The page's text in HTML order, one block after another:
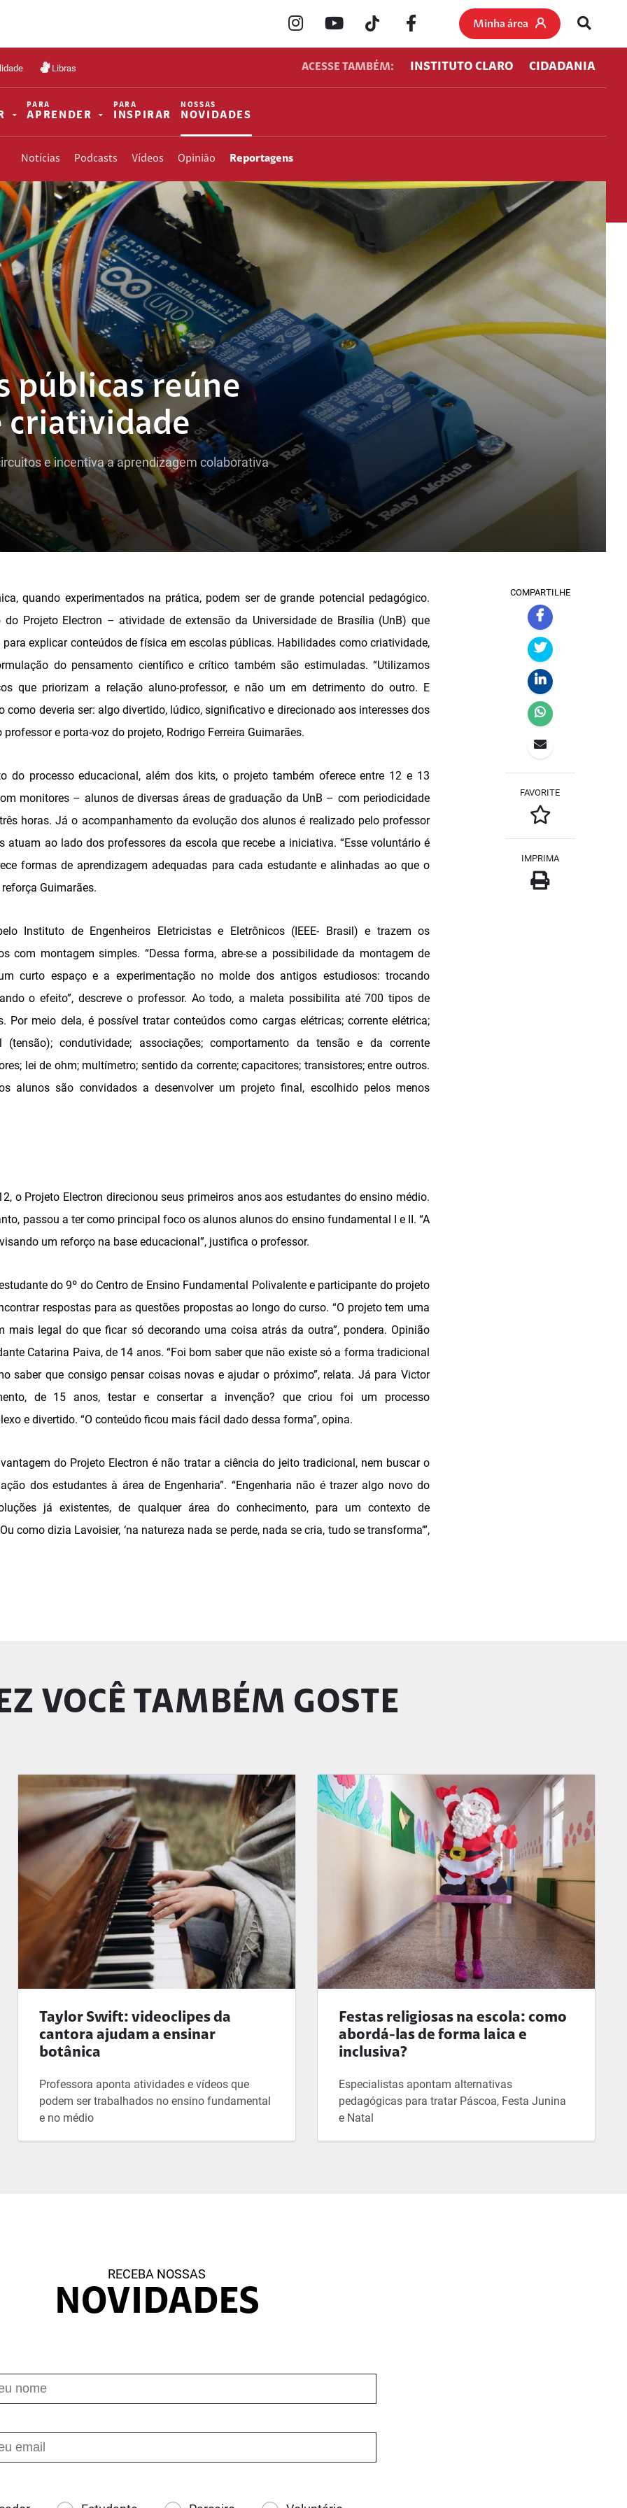
Minha área
Libras ACESSE TAMBÉM: INSTITUTO CLARO CIDADANIA
PARA
APRENDER
PARA
INSPIRAR
NOSSAS
NOVIDADES
Notícias Podcasts Vídeos Opinião Reportagens
públicas reúne
criatividade
e incentiva a aprendizagem colaborativa
quando experimentados na prática, podem ser de grande potencial pedagógico.
Projeto Electron – atividade de extensão da Universidade de Brasília (UnB) que
explicar conteúdos de física em escolas públicas. Habilidades como criatividade,
do pensamento científico e crítico também são estimuladas. “Utilizamos
que priorizam a relação aluno-professor, e não um em detrimento do outro. E
como deveria ser: algo divertido, lúdico, significativo e direcionado aos interesses dos
e porta-voz do projeto, Rodrigo Ferreira Guimarães.
do processo educacional, além dos kits, o projeto também oferece entre 12 e 13
monitores – alunos de diversas áreas de graduação da UnB – com periodicidade
horas. Já o acompanhamento da evolução dos alunos é realizado pelo professor
atuam ao lado dos professores da escola que recebe a iniciativa. “Esse voluntário é
formas de aprendizagem adequadas para cada estudante e alinhadas ao que o
Guimarães.
Instituto de Engenheiros Eletricistas e Eletrônicos (IEEE- Brasil) e trazem os
com montagem simples. “Dessa forma, abre-se a possibilidade da montagem de
curto espaço e a experimentação no molde dos antigos estudiosos: trocando
o efeito”, descreve o professor. Ao todo, a maleta possibilita até 700 tipos de
Por meio dela, é possível tratar conteúdos como cargas elétricas; corrente elétrica;
(tensão); condutividade; associações; comportamento da tensão e da corrente
lei de ohm; multímetro; sentido da corrente; capacitores; transistores; entre outros.
alunos são convidados a desenvolver um projeto final, escolhido pelos menos
o Projeto Electron direcionou seus primeiros anos aos estudantes do ensino médio.
passou a ter como principal foco os alunos alunos do ensino fundamental I e II. “A
um reforço na base educacional”, justifica o professor.
do 9º do Centro de Ensino Fundamental Polivalente e participante do projeto
respostas para as questões propostas ao longo do curso. “O projeto tem uma
mais legal do que ficar só decorando uma coisa atrás da outra”, pondera. Opinião
Catarina Paiva, de 14 anos. “Foi bom saber que não existe só a forma tradicional
saber que consigo pensar coisas novas e ajudar o próximo”, relata. Já para Victor
de 15 anos, testar e consertar a invenção? que criou foi um processo
e divertido. “O conteúdo ficou mais fácil dado dessa forma”, opina.
do Projeto Electron é não tratar a ciência do jeito tradicional, nem buscar o
dos estudantes à área de Engenharia”. “Engenharia não é trazer algo novo do
já existentes, de qualquer área do conhecimento, para um contexto de
como dizia Lavoisier, ‘na natureza nada se perde, nada se cria, tudo se transforma’”,
COMPARTILHE
FAVORITE
IMPRIMA
VOCÊ TAMBÉM GOSTE
Taylor Swift: videoclipes da
cantora ajudam a ensinar
botânica
Professora aponta atividades e vídeos que
podem ser trabalhados no ensino fundamental
e no médio
Festas religiosas na escola: como
abordá-las de forma laica e
inclusiva?
Especialistas apontam alternativas
pedagógicas para tratar Páscoa, Festa Junina
e Natal
RECEBA NOSSAS
NOVIDADES